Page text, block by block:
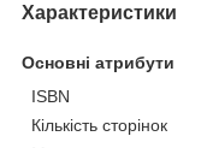
Характеристики
Основні атрибути
ISBN
Кількість сторінок